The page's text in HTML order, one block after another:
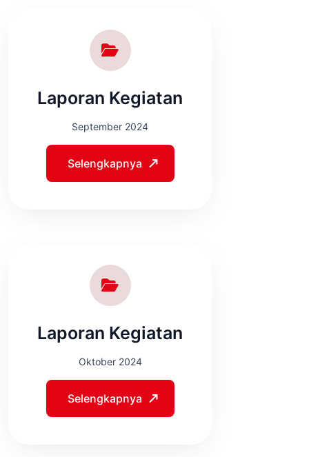
Laporan Kegiatan
September 2024
Selengkapnya
Laporan Kegiatan
Oktober 2024
Selengkapnya